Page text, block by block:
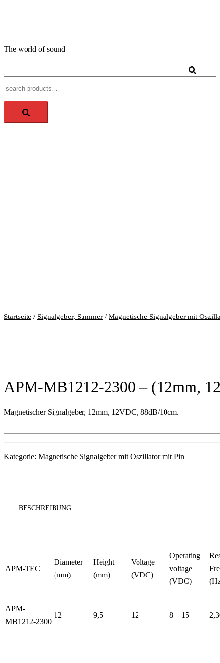
The world of sound
Search
Startseite / Signalgeber, Summer / Magnetische Signalgeber mit
APM-MB1212-2300 – (12mm,
Magnetischer Signalgeber, 12mm, 12VDC, 88dB/10cm.
Kategorie: Magnetische Signalgeber mit Oszillator mit Pin
BESCHREIBUNG
APM-TEC
Diameter
(mm)
Height
(mm)
Voltage
(VDC)
Operating
voltage
(VDC)
APM-
MB1212-2300
12 9,5 12 8 – 15